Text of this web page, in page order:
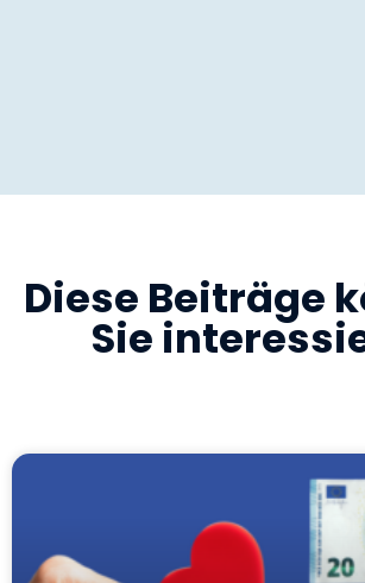
Diese Beiträge
Sie